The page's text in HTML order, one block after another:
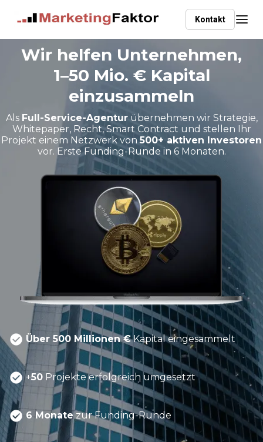
Kontakt
Wir helfen Unternehmen,
1–50 Mio. € Kapital
einzusammeln
Als Full-Service-Agenturübernehmen wir Strategie,
Whitepaper, Recht, Smart Contract und stellen Ihr
Projekt einem Netzwerk von500+ aktiven Investoren
vor. Erste Funding-Runde in 6 Monaten.
Über 500 Millionen €Kapital eingesammelt
+50 Projekte erfolgreich umgesetzt
6 Monatezur Funding-Runde